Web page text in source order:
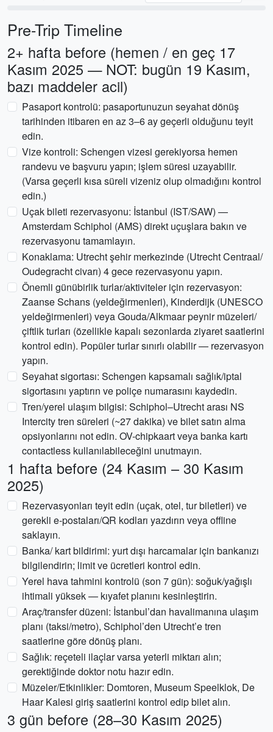
Pre-Trip Timeline
2+ hafta before (hemen / en geç 17
Kasım 2025 — NOT: bugün 19 Kasım,
bazı maddeler acil)
Pasaport kontrolü: pasaportunuzun seyahat dönüş
tarihinden itibaren en az 3–6 ay geçerli olduğunu teyit
edin.
Vize kontroli: Schengen vizesi gerekiyorsa hemen
randevu ve başvuru yapın; işlem süresi uzayabilir.
(Varsa geçerli kısa süreli vizeniz olup olmadığını kontrol
edin.)
Uçak bileti rezervasyonu: İstanbul (IST/SAW) —
Amsterdam Schiphol (AMS) direkt uçuşlara bakın ve
rezervasyonu tamamlayın.
Konaklama: Utrecht şehir merkezinde (Utrecht Centraal/
Oudegracht civarı) 4 gece rezervasyonu yapın.
Önemli günübirlik turlar/aktiviteler için rezervasyon:
Zaanse Schans (yeldeğirmenleri), Kinderdijk (UNESCO
yeldeğirmenleri) veya Gouda/Alkmaar peynir müzeleri/
çiftlik turları (özellikle kapalı sezonlarda ziyaret saatlerini
kontrol edin). Popüler turlar sınırlı olabilir — rezervasyon
yapın.
Seyahat sigortası: Schengen kapsamalı sağlık/iptal
sigortasını yaptırın ve poliçe numarasını kaydedin.
Tren/yerel ulaşım bilgisi: Schiphol–Utrecht arası NS
Intercity tren süreleri (~27 dakika) ve bilet satın alma
opsiyonlarını not edin. OV-chipkaart veya banka kartı
contactless kullanılabileceğini unutmayın.
1 hafta before (24 Kasım – 30 Kasım
2025)
Rezervasyonları teyit edin (uçak, otel, tur biletleri) ve
gerekli e-postaları/QR kodları yazdırın veya offline
saklayın.
Banka/ kart bildirimi: yurt dışı harcamalar için bankanızı
bilgilendirin; limit ve ücretleri kontrol edin.
Yerel hava tahmini kontrolü (son 7 gün): soğuk/yağışlı
ihtimali yüksek — kıyafet planını kesinleştirin.
Araç/transfer düzeni: İstanbul’dan havalimanına ulaşım
planı (taksi/metro), Schiphol’den Utrecht’e tren
saatlerine göre dönüş planı.
Sağlık: reçeteli ilaçlar varsa yeterli miktarı alın;
gerektiğinde doktor notu hazır edin.
Müzeler/Etkinlikler: Domtoren, Museum Speelklok, De
Haar Kalesi giriş saatlerini kontrol edip bilet alın.
3 gün before (28–30 Kasım 2025)